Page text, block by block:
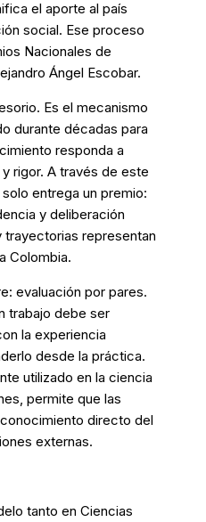
el aporte al país
social. Ese proceso
Nacionales de
Ángel Escobar.
Es el mecanismo
durante décadas para
responda a
rigor. A través de este
entrega un premio:
y deliberación
representan
Colombia.
evaluación por pares.
trabajo debe ser
la experiencia
desde la práctica.
utilizado en la ciencia
permite que las
directo del
externas.
tanto en Ciencias